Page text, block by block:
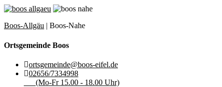
Boos-Allgäu | Boos-Nahe
Ortsgemeinde Boos
ortsgemeinde@boos-eifel.de
02656/7334998
(Mo-Fr 15.00 - 18.00 Uhr)